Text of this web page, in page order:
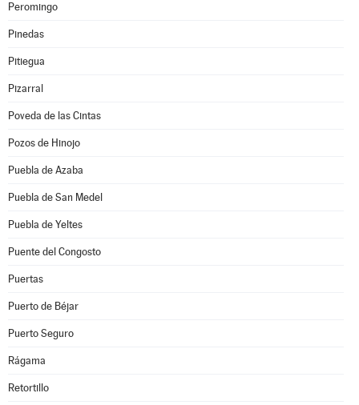
Peromingo
Pinedas
Pitiegua
Pizarral
Poveda de las Cintas
Pozos de Hinojo
Puebla de Azaba
Puebla de San Medel
Puebla de Yeltes
Puente del Congosto
Puertas
Puerto de Béjar
Puerto Seguro
Rágama
Retortillo